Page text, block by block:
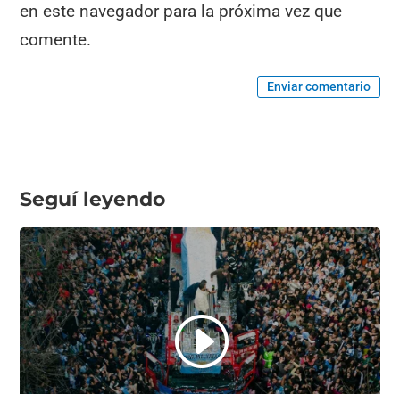
en este navegador para la próxima vez que
comente.
Enviar comentario
Seguí leyendo